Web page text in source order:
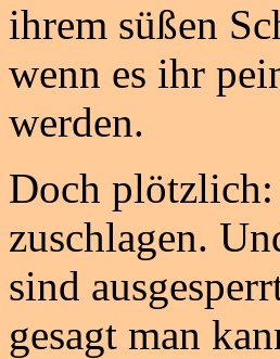
ihrem süßen
wenn es ihr
werden.
Doch plötzlich:
zuschlagen.
sind
gesagt man